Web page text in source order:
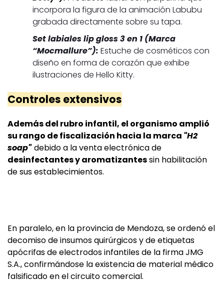
incorpora la figura de la animación Labubu
grabada directamente sobre su tapa.
Set labiales lip gloss 3 en 1 (Marca
“Mocmallure”): Estuche de cosméticos con
diseño en forma de corazón que exhibe
ilustraciones de Hello Kitty.
Controles extensivos
Además del rubro infantil, el organismo amplió
su rango de fiscalización hacia la marca "H2
soap" debido a la venta electrónica de
desinfectantes y aromatizantessin habilitación
de sus establecimientos.
En paralelo, en la provincia de Mendoza, se ordenó el
decomiso de insumos quirúrgicos y de etiquetas
apócrifas de electrodos infantiles de la firma JMG
S.A., confirmándose la existencia de material médico
falsificado en el circuito comercial.